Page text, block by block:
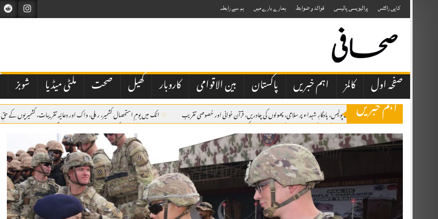
to
content
کاپی رائٹس پرائیویسی پالیسی قوائد و ضوابط ہمارے بارے میں ہم سے رابطہ
صفحہ اول کالمز اہم خبریں پاکستان بین الاقوامی کاروبار کھیل صحت ملٹی میڈیا شوبز
اہم خبریں
اٹک میں یومِ شہدائے پولیس، یادگارِ شہداء پر سلامی، پھولوں کی چادریں، قرآن خوانی اور خصوصی تقریب اٹک میں یومِ استحصال کشمیر، ریلی، واک اور دعائیہ تقریبات، کشمیریوں کے
برسلز: مسئلہ کشمیر کو عالمی سطح پر اجاگر کرتے رہیں گے، یومِ استحصال کشمیر کانفرنس میں مقررین کا عزم اے بی این کی مبینہ سگریٹ مافیا اسٹوری پر طلب کی گئی میٹنگ منسوخ